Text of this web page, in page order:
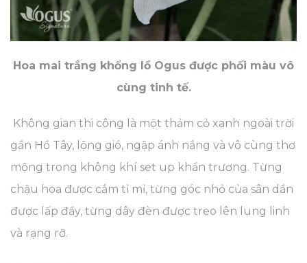
Hoa mai trắng khổng lồ Ogus được phối màu vô
cùng tinh tế.
Không gian thi công là một thảm cỏ xanh ngoài trời
gần Hồ Tây, lộng gió, ngập ánh nắng và vô cùng thơ
mộng trong không khí set up khẩn trương. Từng
chậu hoa được cắm tỉ mỉ, từng góc nhỏ của sân dần
được lấp đầy, từng dây đèn được treo lên lung linh
và rạng rỡ.